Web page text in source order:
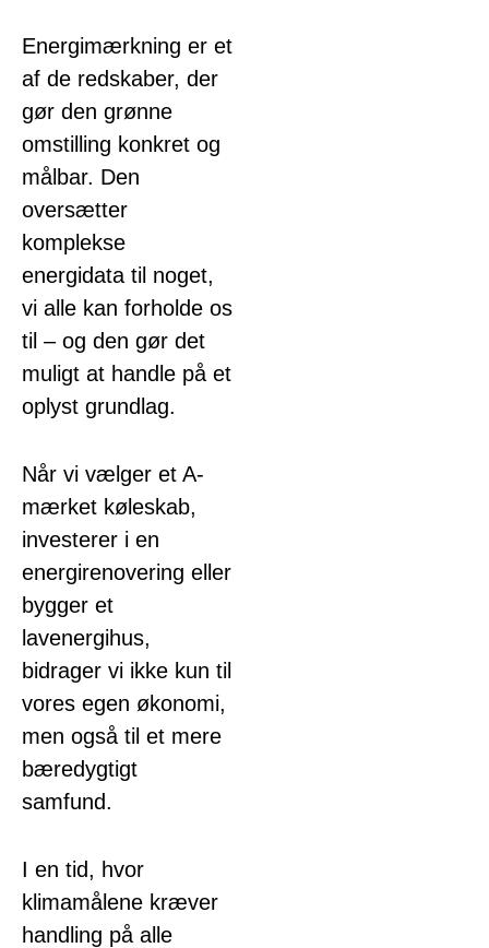
Energimærkning er et
af de redskaber, der
gør den grønne
omstilling konkret og
målbar. Den
oversætter
komplekse
energidata til noget,
vi alle kan forholde os
til – og den gør det
muligt at handle på et
oplyst grundlag.
Når vi vælger et A-
mærket køleskab,
investerer i en
energirenovering eller
bygger et
lavenergihus,
bidrager vi ikke kun til
vores egen økonomi,
men også til et mere
bæredygtigt
samfund.
I en tid, hvor
klimamålene kræver
handling på alle